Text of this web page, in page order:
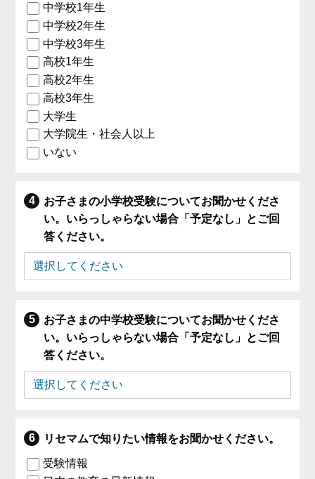
中学校1年生
中学校2年生
中学校3年生
高校1年生
高校2年生
高校3年生
大学生
大学院生・社会人以上
いない
お子さまの小学校受験についてお聞かせくださ
い。いらっしゃらない場合「予定なし」とご回
答ください。
お子さまの中学校受験についてお聞かせくださ
い。いらっしゃらない場合「予定なし」とご回
答ください。
リセマムで知りたい情報をお聞かせください。
受験情報